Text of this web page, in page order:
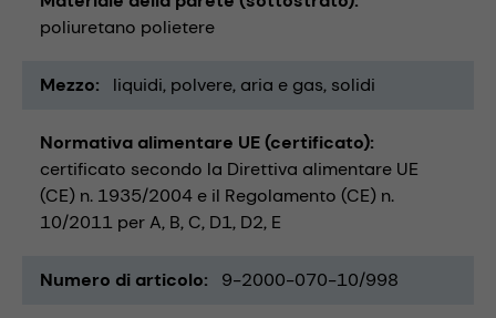
poliuretano polietere
Mezzo liquidi polvere aria e gas solidi
Normativa alimentare UE (certificato)
certificato secondo la Direttiva alimentare UE
(CE) n. 1935/2004 e il Regolamento (CE) n.
10/2011 per A, B, C, D1, D2, E
Numero di articolo 9-2000-070-10/998